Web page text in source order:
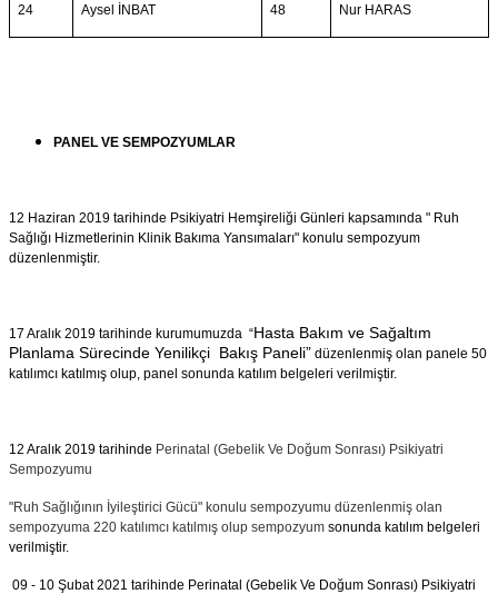
24 Aysel İNBAT 48 Nur HARAS
PANEL VE SEMPOZYUMLAR
12 Haziran 2019 tarihinde Psikiyatri Hemşireliği Günleri kapsamında " Ruh
Sağlığı Hizmetlerinin Klinik Bakıma Yansımaları" konulu sempozyum
düzenlenmiştir.
17 Aralık 2019 tarihinde kurumumuzda “Hasta Bakım ve Sağaltım
Planlama Sürecinde Yenilikçi Bakış Paneli” düzenlenmiş olan panele 50
katılımcı katılmış olup, panel sonunda katılım belgeleri verilmiştir.
12 Aralık 2019 tarihinde Perinatal (Gebelik Ve Doğum Sonrası) Psikiyatri
Sempozyumu
"Ruh Sağlığının İyileştirici Gücü" konulu sempozyumu düzenlenmiş olan
sempozyuma 220 katılımcı katılmış olup sempozyum sonunda katılım belgeleri
verilmiştir.
09 - 10 Şubat 2021 tarihinde Perinatal (Gebelik Ve Doğum Sonrası) Psikiyatri